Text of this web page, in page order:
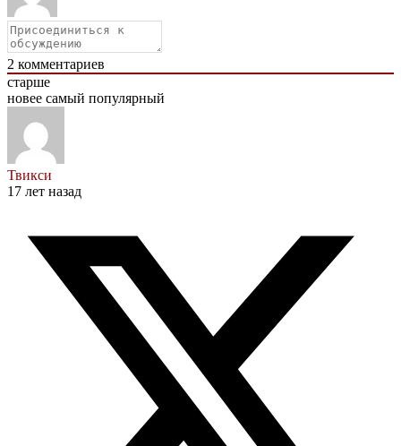
2 комментариев
старше
новее самый популярный
Твикси
17 лет назад